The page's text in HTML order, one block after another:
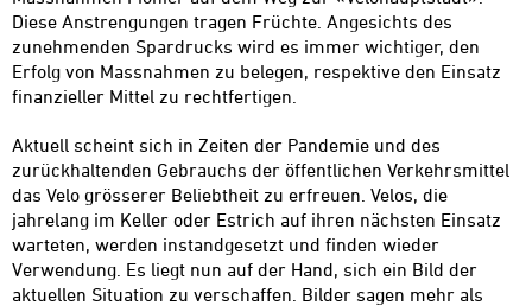
Diese Anstrengungen tragen Früchte. Angesichts des
zunehmenden Spardrucks wird es immer wichtiger, den
Erfolg von Massnahmen zu belegen, respektive den Einsatz
finanzieller Mittel zu rechtfertigen.
Aktuell scheint sich in Zeiten der Pandemie und des
zurückhaltenden Gebrauchs der öffentlichen Verkehrsmittel
das Velo grösserer Beliebtheit zu erfreuen. Velos, die
jahrelang im Keller oder Estrich auf ihren nächsten Einsatz
warteten, werden instandgesetzt und finden wieder
Verwendung. Es liegt nun auf der Hand, sich ein Bild der
aktuellen Situation zu verschaffen. Bilder sagen mehr als